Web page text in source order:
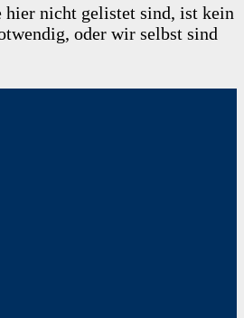
hier nicht gelistet sind, ist kein
oder wir selbst sind